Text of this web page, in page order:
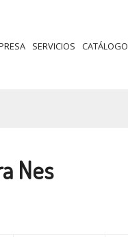
SERVICIOS CATÁLOGO
Nes